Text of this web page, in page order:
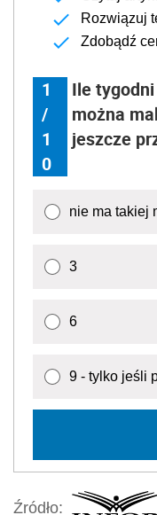
Rozwiązuj
Zdobądź
1
/
1
0
Ile
można
jeszcze
nie ma takiej
3
6
9 - tylko jeśli
Źródło: